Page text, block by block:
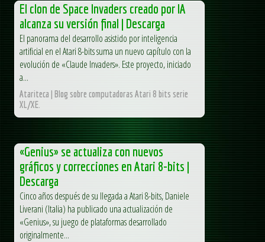
El clon de Space Invaders creado por IA
alcanza su versión final | Descarga
El panorama del desarrollo asistido por inteligencia
artificial en el Atari 8-bits suma un nuevo capítulo con la
evolución de «Claude Invaders». Este proyecto, iniciado
a...
Atariteca | Blog sobre computadoras Atari 8 bits serie
XL/XE.
«Genius» se actualiza con nuevos
gráficos y correcciones en Atari 8-bits |
Descarga
Cinco años después de su llegada a Atari 8-bits, Daniele
Liverani (Italia) ha publicado una actualización de
«Genius», su juego de plataformas desarrollado
originalmente...